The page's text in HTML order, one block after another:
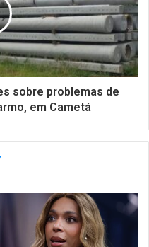
sobre problemas de
em Cametá